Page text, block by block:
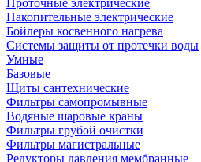
Проточные электрические
Накопительные электрические
Бойлеры косвенного нагрева
Системы защиты от протечки воды
Умные
Базовые
Щиты сантехнические
Фильтры самопромывные
Водяные шаровые краны
Фильтры грубой очистки
Фильтры магистральные
Редукторы давления мембранные